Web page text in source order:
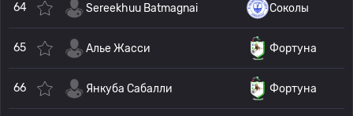
64 Sereekhuu Batmagnai Соколы
65 Алье Жасси Фортуна
66 Янкуба Сабалли Фортуна